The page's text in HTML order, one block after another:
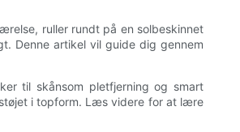
ruller rundt på en solbeskinnet
Denne artikel vil guide dig gennem
til skånsom pletfjerning og smart
i topform. Læs videre for at lære